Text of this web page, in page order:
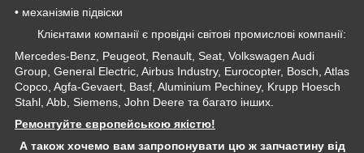
• механізмів підвіски
Клієнтами компанії є провідні світові промислові компанії:
Mercedes-Benz, Peugeot, Renault, Seat, Volkswagen Audi
Group, General Electric, Airbus Industry, Eurocopter, Bosch, Atlas
Copco, Agfa-Gevaert, Basf, Aluminium Pechiney, Krupp Hoesch
Stahl, Abb, Siemens, John Deere та багато інших.
Ремонтуйте європейською якістю!
А також хочемо вам запропонувати цю ж запчастину від